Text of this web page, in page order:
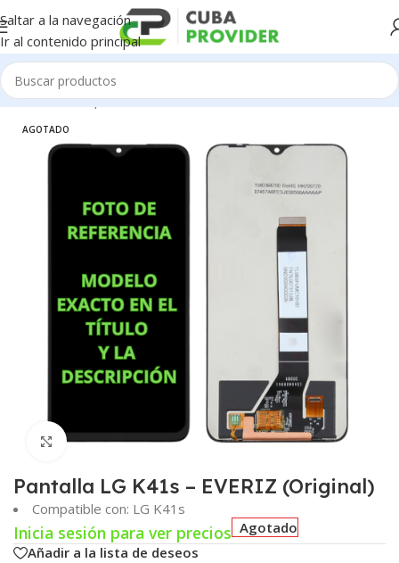
Saltar a la navegación
Ir al contenido principal
Inicio/Piezas para Celulares/LG/Pantallas
AGOTADO
Click para agrandar
Pantalla LG K41s – EVERIZ (Original)
Compatible con: LG K41s
Inicia sesión para ver precios Agotado
Añadir a la lista de deseos